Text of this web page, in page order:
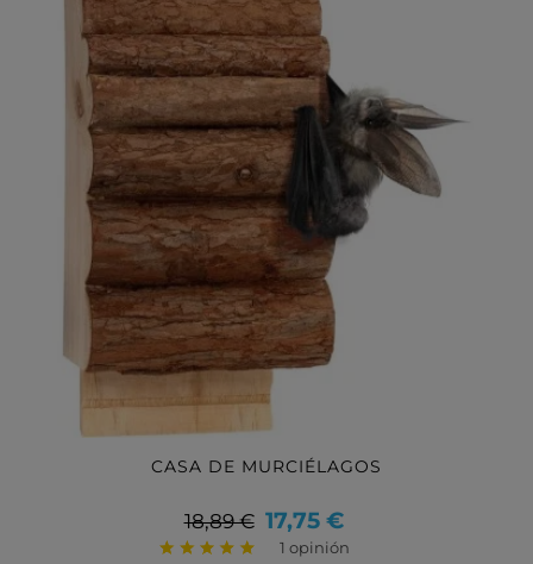
CASA DE MURCIÉLAGOS
Precio
base
18,89 € Precio
17,75 €
1 opinión